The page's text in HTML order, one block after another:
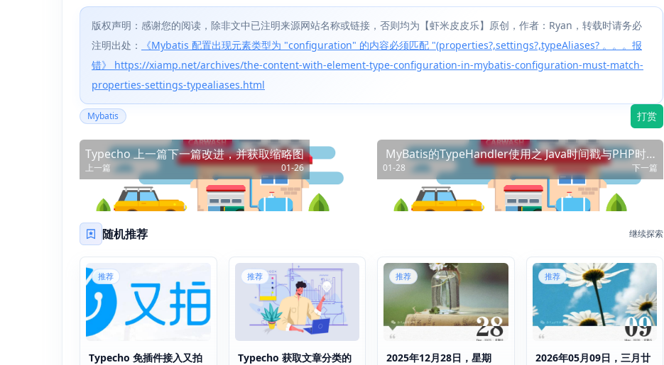
版权声明：感谢您的阅读，除非文中已注明来源网站名称或链接，否则均为【虾米皮皮乐】原创，作者：Ryan，转载时请务必
注明出处：
《Mybatis 配置出现元素类型为 "configuration" 的内容必须匹配 "(properties?,settings?,typeAliases? 。。。报
错》 https://xiamp.net/archives/the-content-with-element-type-configuration-in-mybatis-configuration-must-match-
properties-settings-typealiases.html
Mybatis 打赏
Typecho 上一篇下一篇改进，并获取缩略图
上一篇 01-26
MyBatis的TypeHandler使用之 Java时间戳与PHP时间
戳互转
01-28 下一篇
随机推荐 继续探索
推荐
Typecho 免插件接入又拍
推荐
Typecho 获取文章分类的
推荐
2025年12月28日，星期
推荐
2026年05月09日，三月廿